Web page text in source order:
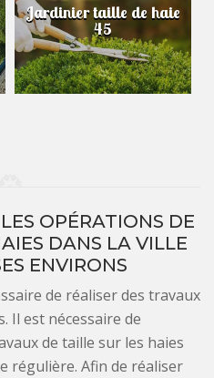
Jardinier taille de haie
45
OPÉRATIONS DE
DANS LA VILLE
ENVIRONS
de réaliser des travaux
Il est nécessaire de
de taille sur les haies
régulière. Afin de réaliser